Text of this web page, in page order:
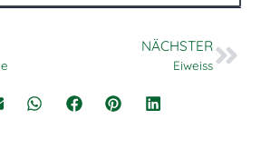
NÄCHSTER
Eiweiss